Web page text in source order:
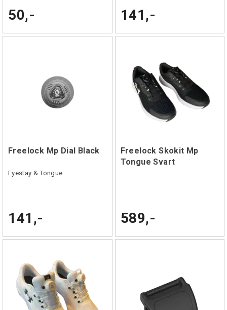
50,- 141,-
Freelock Mp Dial Black
Eyestay & Tongue
141,-
Freelock Skokit Mp
Tongue Svart
589,-